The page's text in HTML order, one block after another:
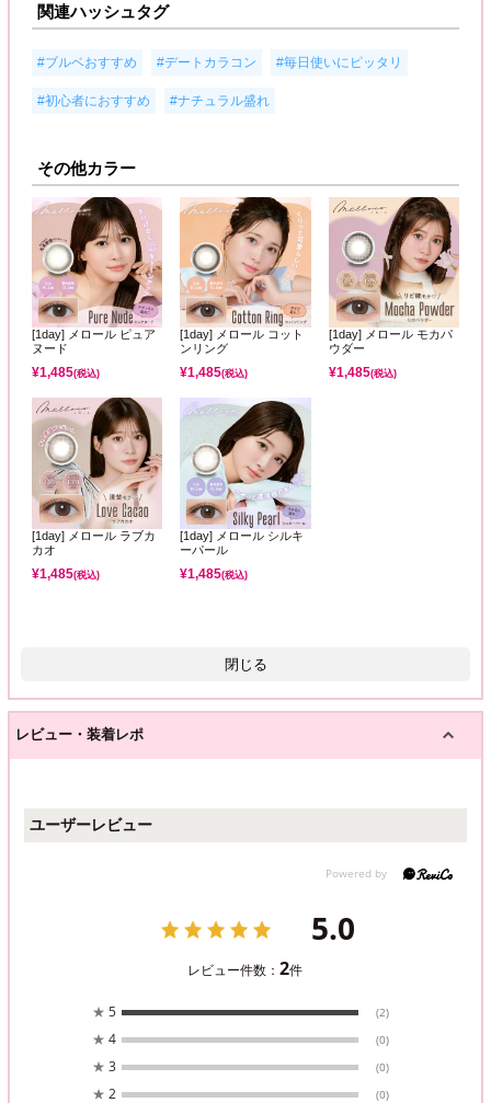
関連ハッシュタグ
#ブルベおすすめ #デートカラコン #毎日使いにピッタリ
#初心者におすすめ #ナチュラル盛れ
その他カラー
[1day] メロール ピュア
ヌード
¥1,485(税込)
[1day] メロール コット
ンリング
¥1,485(税込)
[1day] メロール モカパ
ウダー
¥1,485(税込)
[1day] メロール ラブカ
カオ
¥1,485(税込)
[1day] メロール シルキ
ーパール
¥1,485(税込)
閉じる
レビュー・装着レポ
ユーザーレビュー
5.0
レビュー件数：2件
★ 5 (2)
★ 4 (0)
★ 3 (0)
★ 2 (0)